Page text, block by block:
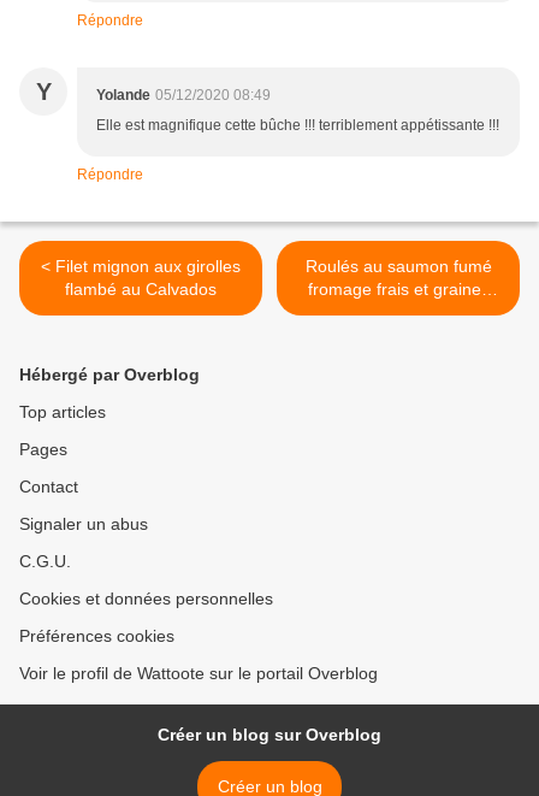
Répondre
Y Yolande 05/12/2020 08:49
Elle est magnifique cette bûche !!! terriblement appétissante !!!
Répondre
< Filet mignon aux girolles
flambé au Calvados
Roulés au saumon fumé
fromage frais et graines
germées >
Hébergé par Overblog
Top articles
Pages
Contact
Signaler un abus
C.G.U.
Cookies et données personnelles
Préférences cookies
Voir le profil de Wattoote sur le portail Overblog
Créer un blog sur Overblog
Créer un blog